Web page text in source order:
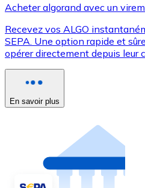
Acheter algorand avec un
Recevez vos ALGO
SEPA. Une option rapide et
opérer directement depuis leur
En savoir plus